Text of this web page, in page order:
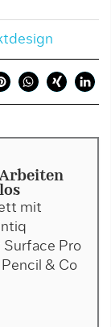
mit
Pro
& Co